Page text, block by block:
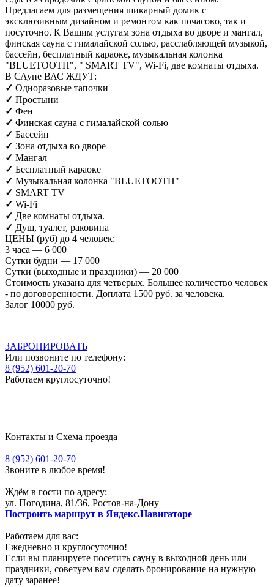
Предлагаем для размещения шикарный домик с
эксклюзивным дизайном и ремонтом как почасово, так и
посуточно. К Вашим услугам зона отдыха во дворе и мангал,
финская сауна с гималайской солью, расслабляющей музыкой,
бассейн, бесплатный караоке, музыкальная колонка
"BLUETOOTH", " SMART TV", Wi-Fi, две комнаты отдыха.
В САуне ВАС ЖДУТ:
✓ Одноразовые тапочки
✓ Простыни
✓ Фен
✓ Финская сауна с гималайской солью
✓ Бассейн
✓ Зона отдыха во дворе
✓ Мангал
✓ Бесплатный караоке
✓ Музыкальная колонка "BLUETOOTH"
✓ SMART TV
✓ Wi-Fi
✓ Две комнаты отдыха.
✓ Душ, туалет, раковина
ЦЕНЫ (руб) до 4 человек:
3 часа — 6 000
Сутки будни — 17 000
Сутки (выходные и праздники) — 20 000
Стоимость указана для четверых. Большее количество человек
- по договоренности. Доплата 1500 руб. за человека.
Залог 10000 руб.
ЗАБРОНИРОВАТЬ
Или позвоните по телефону:
8 (952) 601-20-70
Работаем круглосуточно!
Контакты и Схема проезда
8 (952) 601-20-70
Звоните в любое время!
Ждём в гости по адресу:
ул. Погодина, 81/36, Ростов-на-Дону
Построить маршрут в Яндекс.Навигаторе
Работаем для вас:
Ежедневно и круглосуточно!
Если вы планируете посетить сауну в выходной день или
праздники, советуем вам сделать бронирование на нужную
дату заранее!